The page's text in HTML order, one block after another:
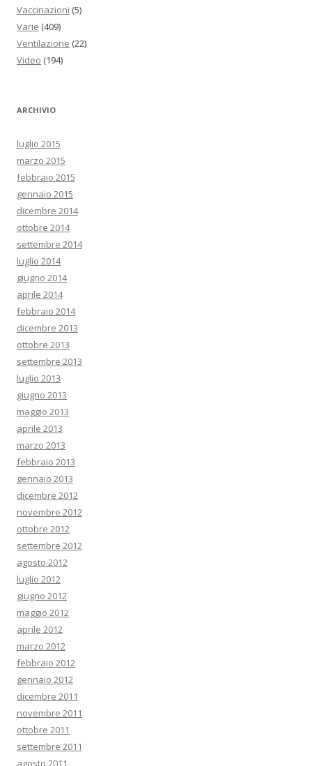
Vaccinazioni (5)
Varie (409)
Ventilazione (22)
Video (194)
ARCHIVIO
luglio 2015
marzo 2015
febbraio 2015
gennaio 2015
dicembre 2014
ottobre 2014
settembre 2014
luglio 2014
giugno 2014
aprile 2014
febbraio 2014
dicembre 2013
ottobre 2013
settembre 2013
luglio 2013
giugno 2013
maggio 2013
aprile 2013
marzo 2013
febbraio 2013
gennaio 2013
dicembre 2012
novembre 2012
ottobre 2012
settembre 2012
agosto 2012
luglio 2012
giugno 2012
maggio 2012
aprile 2012
marzo 2012
febbraio 2012
gennaio 2012
dicembre 2011
novembre 2011
ottobre 2011
settembre 2011
agosto 2011